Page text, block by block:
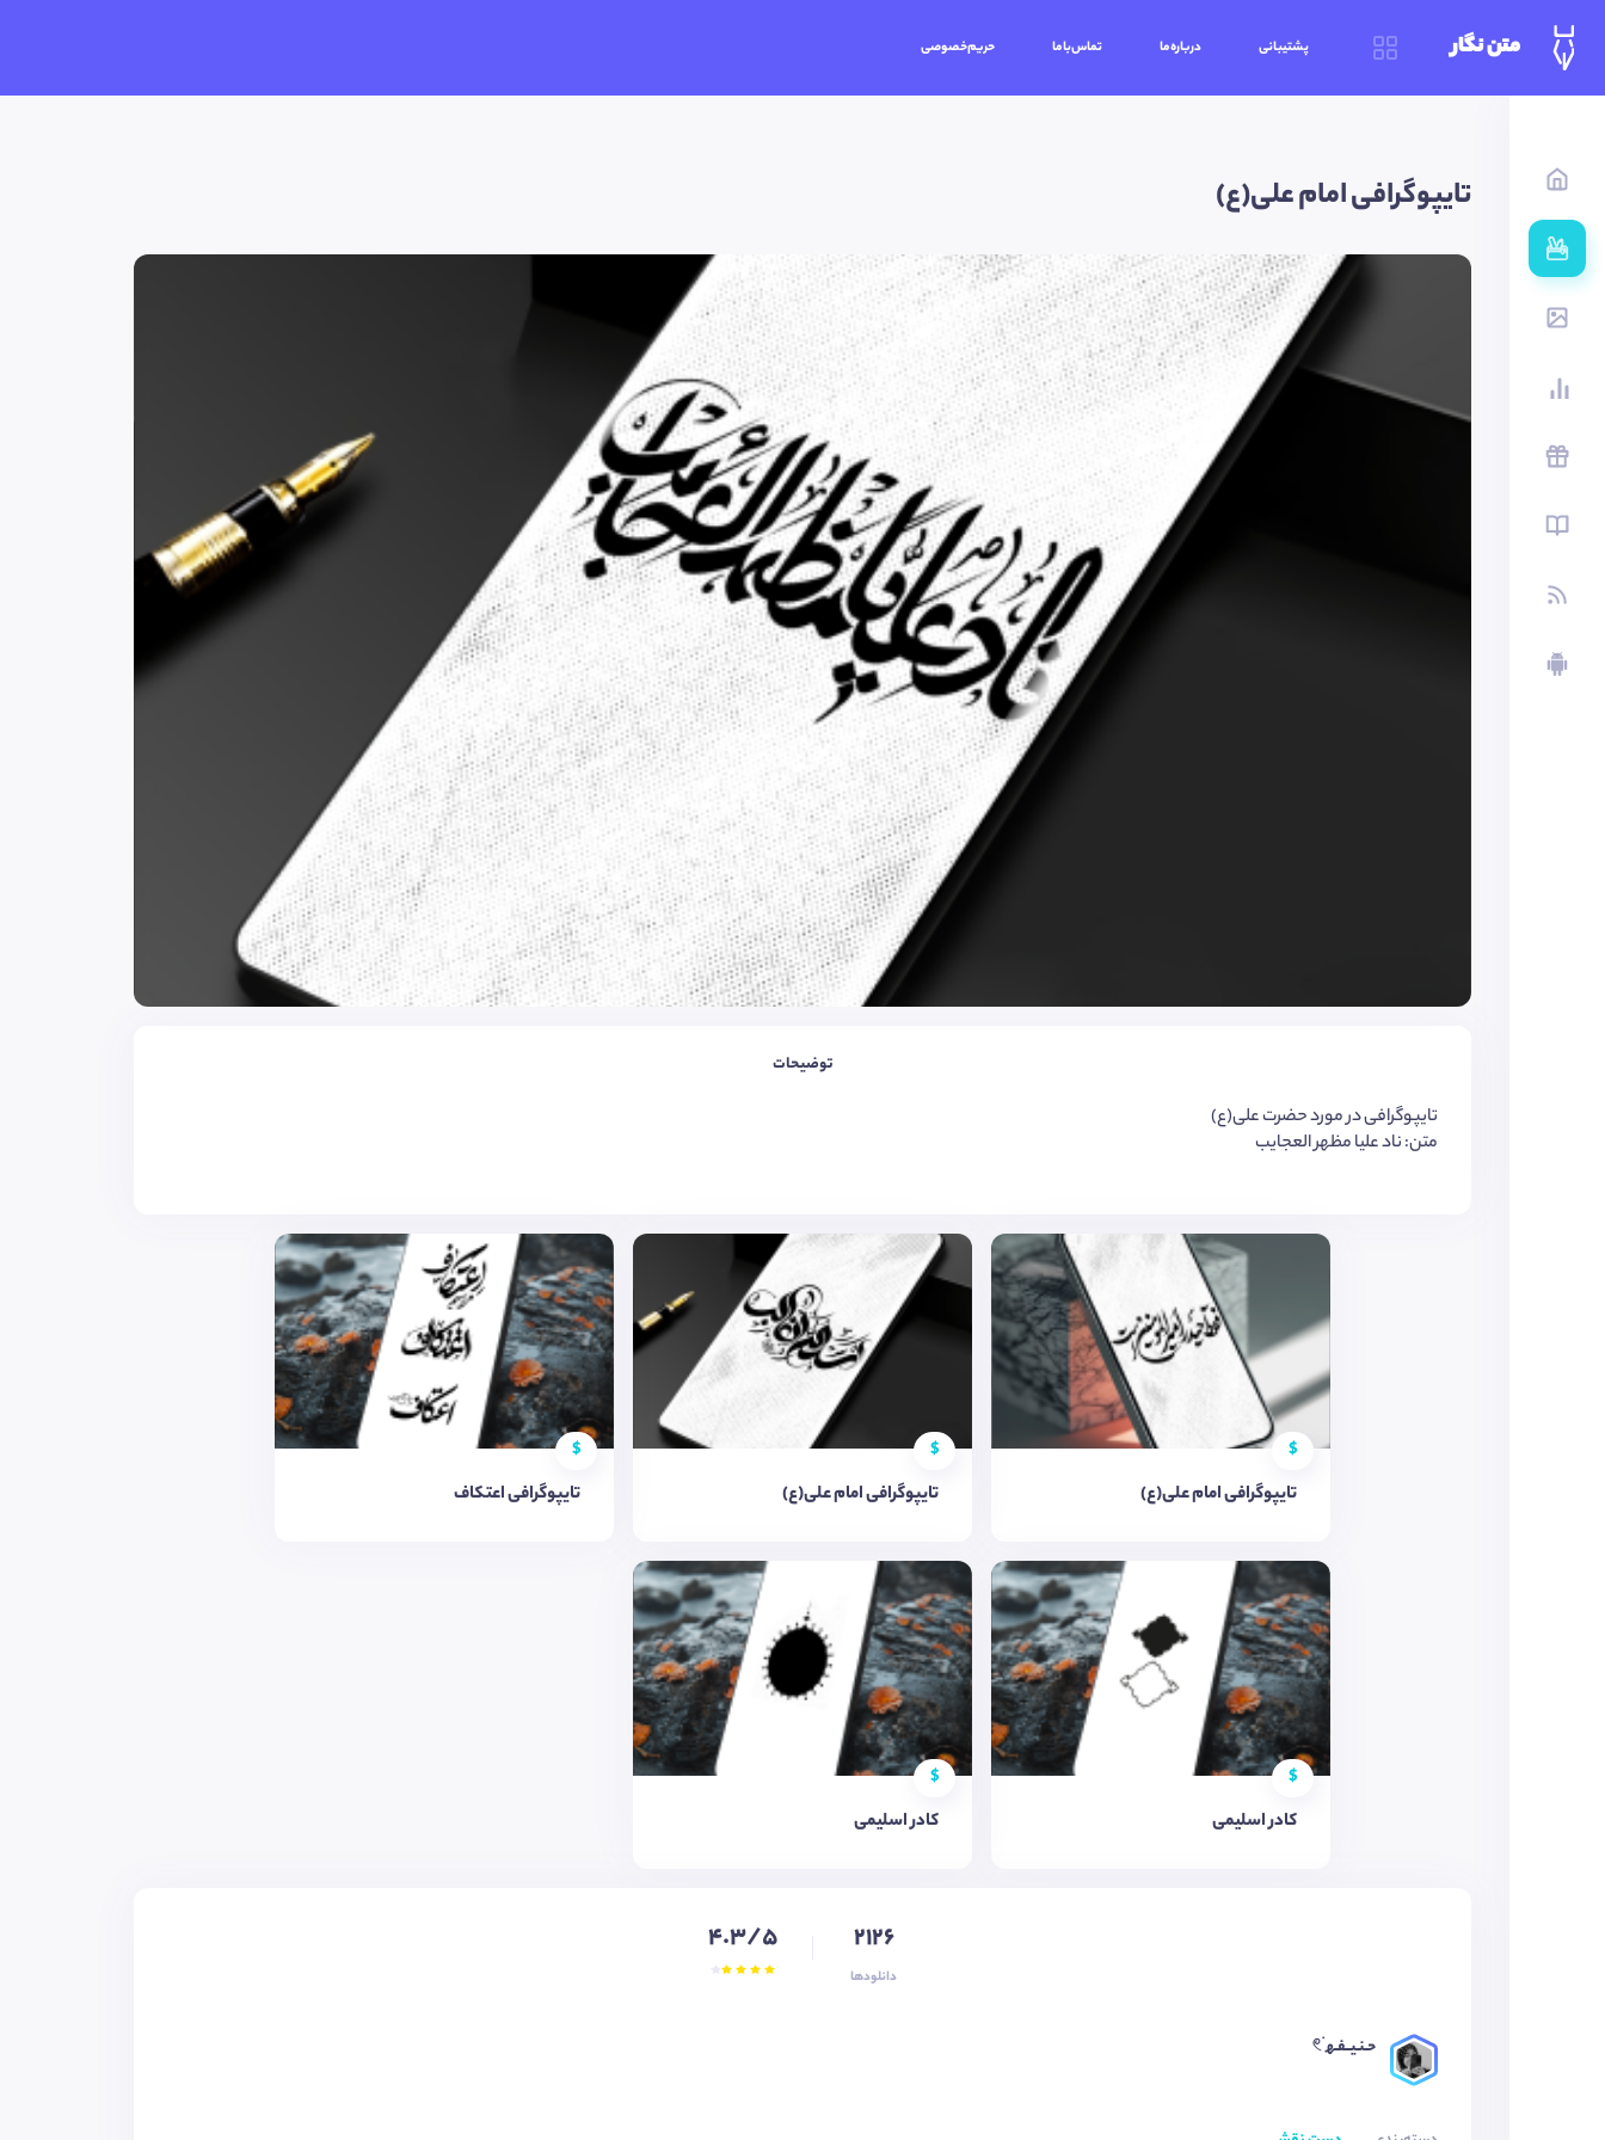
متن نگار پشتیبانی درباره‌ما تماس‌باما حریم‌خصوصی
تایپوگرافی امام علی(ع)
توضیحات
تایپوگرافی در مورد حضرت علی(ع)
متن: ناد علیا مظهر العجایب
$
تایپوگرافی امام علی(ع)
$
تایپوگرافی امام علی(ع)
$
تایپوگرافی اعتکاف
$
کادر اسلیمی
$
کادر اسلیمی
2126
دانلودها
4.3/5
حـنـیــفـھ 𓏲࣪